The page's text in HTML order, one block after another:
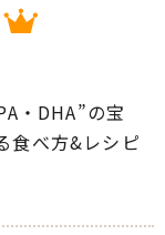
・DHA”の宝
食べ方&レシピ